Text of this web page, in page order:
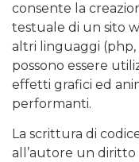
consente la
testuale di un sito
altri linguaggi (php,
possono essere
effetti grafici ed
performanti.
La scrittura di
all’autore un diritto